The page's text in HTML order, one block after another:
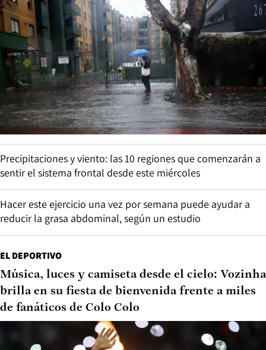
Precipitaciones y viento: las 10 regiones que comenzarán a
sentir el sistema frontal desde este miércoles
Hacer este ejercicio una vez por semana puede ayudar a
reducir la grasa abdominal, según un estudio
EL DEPORTIVO
Música, luces y camiseta desde el cielo: Vozinha
brilla en su fiesta de bienvenida frente a miles
de fanáticos de Colo Colo